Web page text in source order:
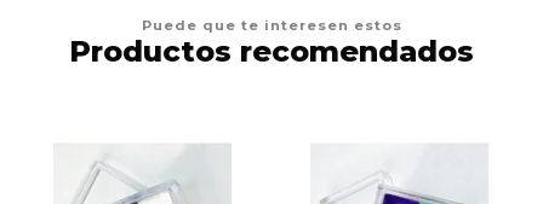
Puede que te interesen estos
Productos recomendados